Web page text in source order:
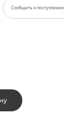
Сообщить о поступлении